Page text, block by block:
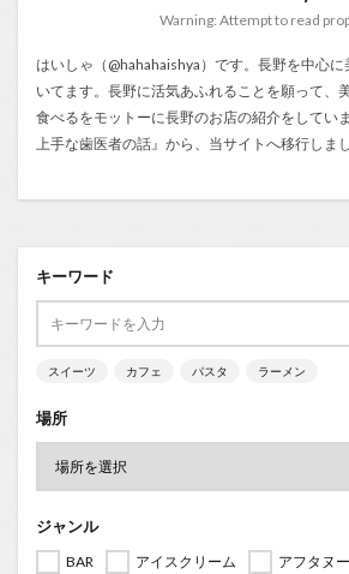
Warning: Attempt to read
はいしゃ（@hahahaishya）です。長野を中心
いてます。長野に活気あふれることを願って、
食べるをモットーに長野のお店の紹介をしてい
上手な歯医者の話 』から、当サイトへ移行しまし
キーワード
スイーツ カフェ パスタ ラーメン
場所
ジャンル
BAR アイスクリーム
アフタヌ